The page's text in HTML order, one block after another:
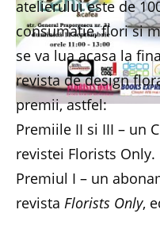
atelierului este de
consumatie, flori si
se va lua acasa la
revista de design
premii, astfel:
Premiile II si III – un
revistei Florists Only.
Premiul I – un
revista Florists Only,